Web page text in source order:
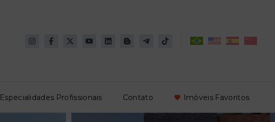
Especialidades Profissionais Contato Imóveis Favoritos